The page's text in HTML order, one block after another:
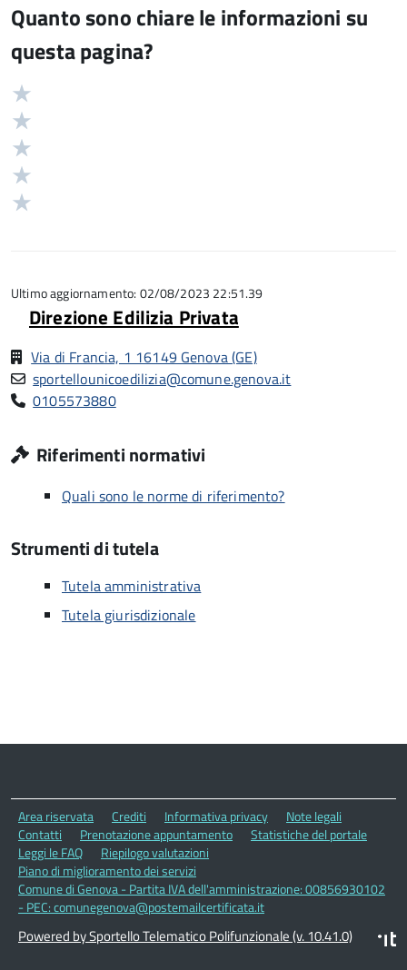
Quanto sono chiare le informazioni su
questa pagina?
Valutazione
5
Ultimo aggiornamento: 02/08/2023 22:51.39
Direzione Edilizia Privata
Via di Francia, 1 16149 Genova (GE)
sportellounicoedilizia@comune.genova.it
0105573880
Riferimenti normativi
Quali sono le norme di riferimento?
Strumenti di tutela
Tutela amministrativa
Tutela giurisdizionale
Area riservata Crediti Informativa privacy
Note legali
Contatti
Prenotazione appuntamento
Statistiche del portale
Leggi le FAQ
Riepilogo valutazioni
Piano di miglioramento dei servizi
Comune di Genova - Partita IVA dell'amministrazione: 00856930102
- PEC: comunegenova@postemailcertificata.it
Powered by Sportello Telematico Polifunzionale (v. 10.41.0)